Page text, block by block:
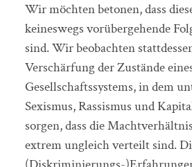
Wir möchten betonen, dass
keineswegs vorübergehende
sind. Wir beobachten
Verschärfung der Zustände
Gesellschaftssystems, in dem
Sexismus, Rassismus und
sorgen, dass die
extrem ungleich verteilt sind.